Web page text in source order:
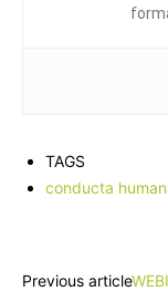
TAGS
conducta
Previous article